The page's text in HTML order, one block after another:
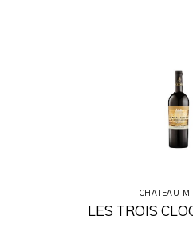
CHATEAU
LES TROIS